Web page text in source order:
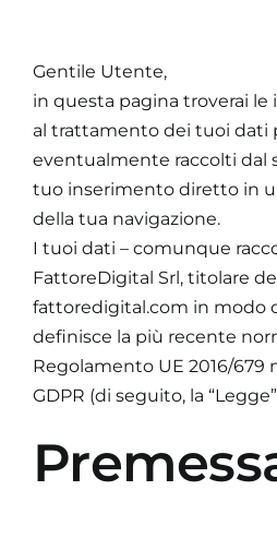
Gentile Utente,
in questa pagina troverai le
al trattamento dei tuoi dati
eventualmente raccolti dal
tuo inserimento diretto in
della tua navigazione.
I tuoi dati – comunque
FattoreDigital Srl, titolare
fattoredigital.com in modo
definisce la più recente
Regolamento UE 2016/679
GDPR (di seguito, la